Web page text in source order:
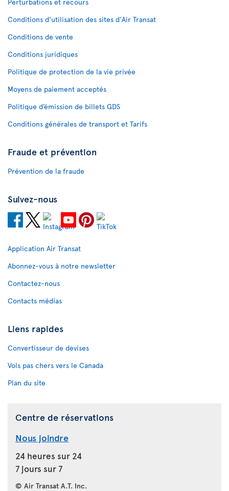
Conditions d’utilisation des sites d'Air Transat
Conditions de vente
Conditions juridiques
Politique de protection de la vie privée
Moyens de paiement acceptés
Politique d’émission de billets GDS
Conditions générales de transport et Tarifs
Fraude et prévention
Prévention de la fraude
Suivez-nous
Application Air Transat
Abonnez-vous à notre newsletter
Contactez-nous
Contacts médias
Liens rapides
Convertisseur de devises
Vols pas chers vers le Canada
Plan du site
Centre de réservations
Nous joindre
24 heures sur 24
7 jours sur 7
© Air Transat A.T. Inc.